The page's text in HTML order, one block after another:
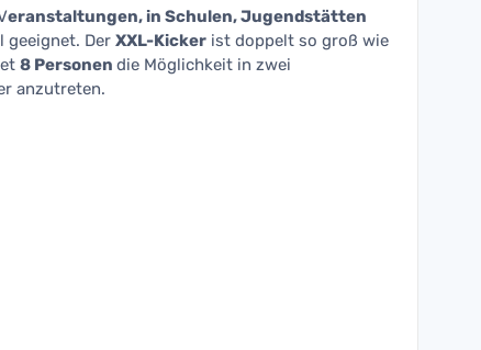
eranstaltungen, in Schulen, Jugendstätten
geeignet. Der XXL-Kicker ist doppelt so groß wie
8 Personen die Möglichkeit in zwei
anzutreten.